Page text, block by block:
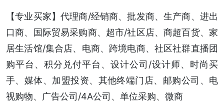
【专业买家】代理商/经销商、批发商、生产商、进出
口商、国际贸易采购商、超市/社区店、商超百货、家
居生活馆/集合店、电商、跨境电商、社区社群直播团
购平台、积分兑付平台、设计公司/设计师、时尚买
手、媒体、加盟投资、其他终端门店、邮购公司、电
视购物、广告公司/4A公司、单位采购、微商